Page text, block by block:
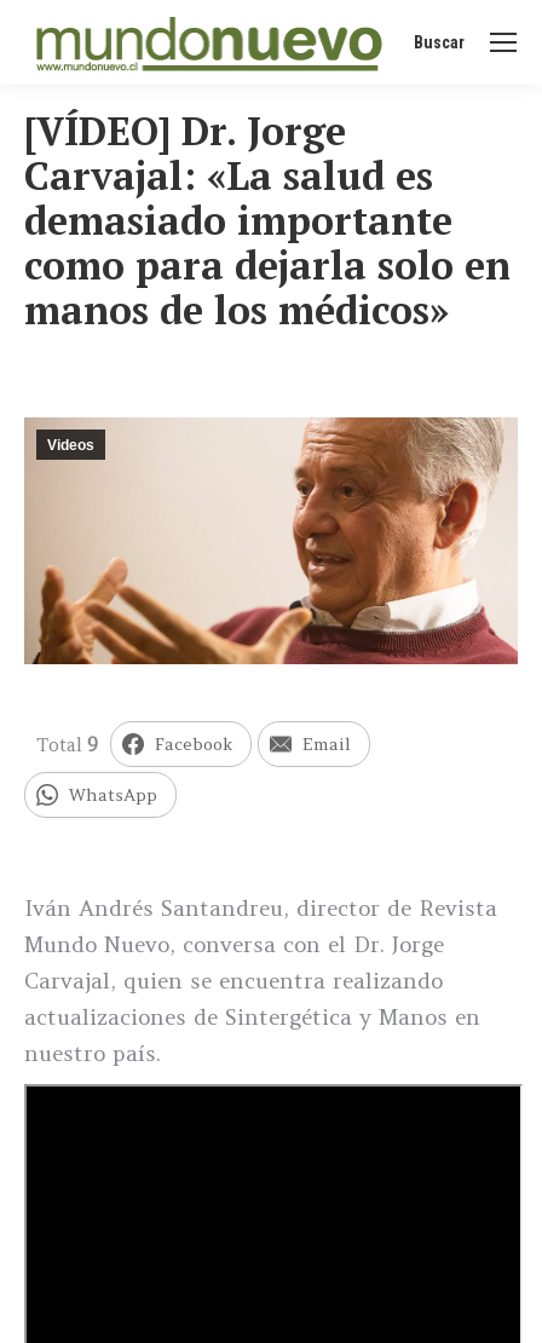
Buscar:
Buscar
[VÍDEO] Dr. Jorge
Carvajal: «La salud es
demasiado importante
como para dejarla solo en
manos de los médicos»
Videos
Total 9 Facebook Email
WhatsApp
Iván Andrés Santandreu, director de Revista
Mundo Nuevo, conversa con el Dr. Jorge
Carvajal, quien se encuentra realizando
actualizaciones de Sintergética y Manos en
nuestro país.